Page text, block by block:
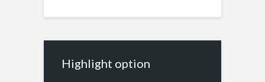
Highlight option